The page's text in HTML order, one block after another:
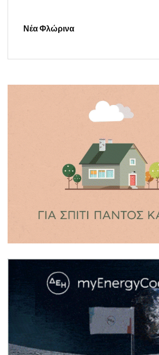
Νέα Φλώρινα